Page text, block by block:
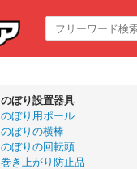
のぼり設置器具
のぼり用ポール
のぼりの横棒
のぼりの回転頭
巻き上がり防止品